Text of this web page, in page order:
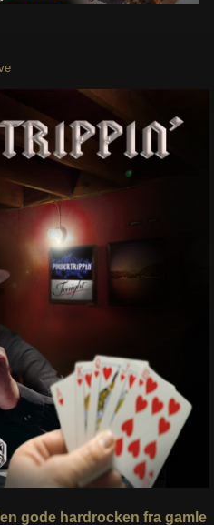
gode hardrocken fra gamle